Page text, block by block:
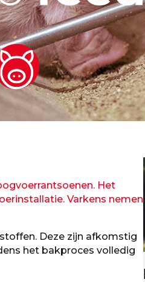
Het
Varkens nemen
Deze zijn afkomstig
het bakproces volledig